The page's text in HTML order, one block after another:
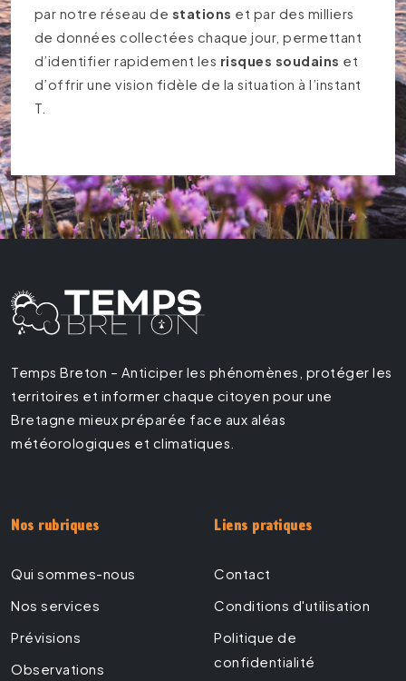
par notre réseau de stations et par des milliers
de données collectées chaque jour, permettant
d’identifier rapidement les risques soudains et
d’offrir une vision fidèle de la situation à l’instant
T.
Temps Breton – Anticiper les phénomènes, protéger les
territoires et informer chaque citoyen pour une
Bretagne mieux préparée face aux aléas
météorologiques et climatiques.
Nos rubriques
Qui sommes-nous
Nos services
Prévisions
Observations
Liens pratiques
Contact
Conditions d'utilisation
Politique de
confidentialité